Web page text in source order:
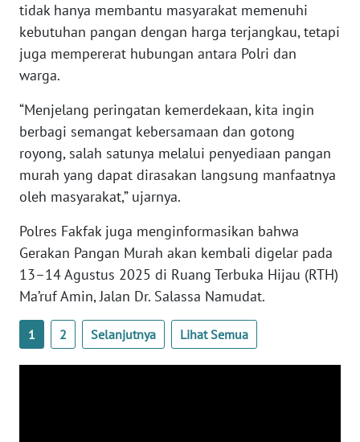
tidak hanya membantu masyarakat memenuhi
kebutuhan pangan dengan harga terjangkau, tetapi
juga mempererat hubungan antara Polri dan
warga.
“Menjelang peringatan kemerdekaan, kita ingin
berbagi semangat kebersamaan dan gotong
royong, salah satunya melalui penyediaan pangan
murah yang dapat dirasakan langsung manfaatnya
oleh masyarakat,” ujarnya.
Polres Fakfak juga menginformasikan bahwa
Gerakan Pangan Murah akan kembali digelar pada
13–14 Agustus 2025 di Ruang Terbuka Hijau (RTH)
Ma’ruf Amin, Jalan Dr. Salassa Namudat.
1 2 Selanjutnya Lihat Semua
WN
WN
JAMBI
SULTRA
WN
SULTENG
WN
SULBAR